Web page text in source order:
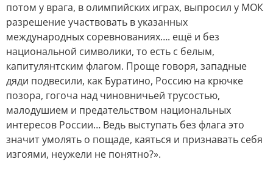
потом у врага, в олимпийских играх, выпросил у МОК
разрешение участвовать в указанных
международных соревнованиях…. ещё и без
национальной символики, то есть с белым,
капитулянтским флагом. Проще говоря, западные
дяди подвесили, как Буратино, Россию на крючке
позора, гогоча над чиновничьей трусостью,
малодушием и предательством национальных
интересов России… Ведь выступать без флага это
значит умолять о пощаде, каяться и признавать себя
изгоями, неужели не понятно?».